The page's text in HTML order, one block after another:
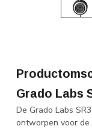
Grado Labs
De Grado Labs
ontworpen voor de